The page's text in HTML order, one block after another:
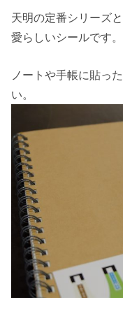
天明の定番シリーズ
愛らしいシールです。
ノートや手帳に貼っ
い。